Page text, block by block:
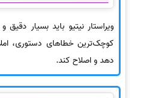
ویراستار نیتیو باید بسیار دقیق
کوچک‌ترین خطاهای دستوری،
دهد و اصلاح کند.